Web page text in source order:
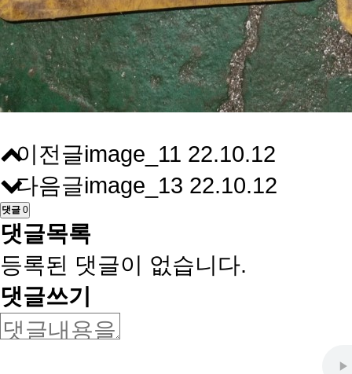
이전글image_11 22.10.12
다음글image_13 22.10.12
댓글 0
댓글목록
등록된 댓글이 없습니다.
댓글쓰기